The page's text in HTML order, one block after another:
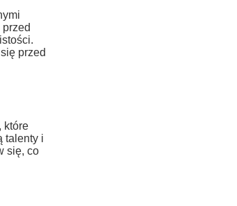
przed
które
talenty i
się, co